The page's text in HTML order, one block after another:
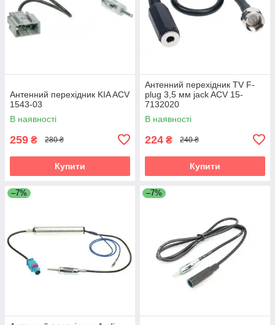
Антенний перехідник KIA ACV
1543-03
В наявності
259 ₴ 280 ₴
Купити
Антенний перехідник TV F-
plug 3,5 мм jack ACV 15-
7132020
В наявності
224 ₴ 240 ₴
Купити
–7% –7%